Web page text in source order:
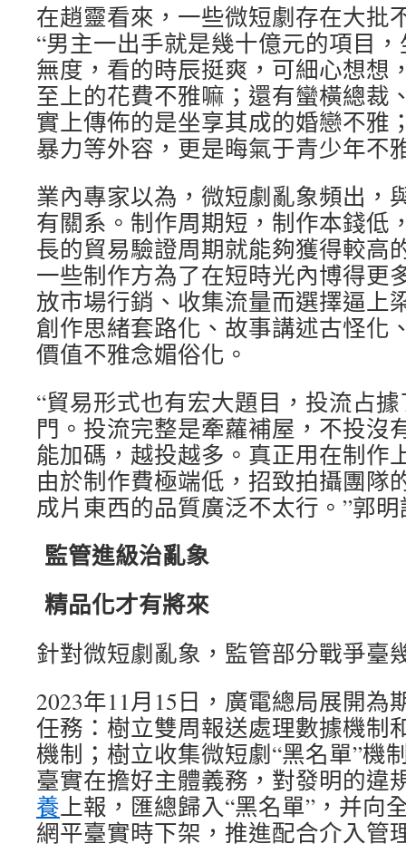
在趙靈看來，一些微短劇存在大批
“男主一出手就是幾十億元的項目
無度，看的時辰挺爽，可細心想想
至上的花費不雅嘛；還有蠻橫總裁
實上傳佈的是坐享其成的婚戀不雅
暴力等外容，更是晦氣于青少年不
業內專家以為，微短劇亂象頻出，
有關系。制作周期短，制作本錢低
長的貿易驗證周期就能夠獲得較高
一些制作方為了在短時光內博得更
放市場行銷、收集流量而選擇逼上
創作思緒套路化、故事講述古怪化
價值不雅念媚俗化。
“貿易形式也有宏大題目，投流占
門。投流完整是牽蘿補屋，不投沒
能加碼，越投越多。真正用在制作
由於制作費極端低，招致拍攝團隊
成片東西的品質廣泛不太行。”郭
監管進級治亂象
精品化才有將來
針對微短劇亂象，監管部分戰爭臺
2023年11月15日，廣電總局展開為
任務：樹立雙周報送處理數據機制
機制；樹立收集微短劇“黑名單”機
臺實在擔好主體義務，對發明的違
養上報，匯總歸入“黑名單”，并向
網平臺實時下架，推進配合介入管